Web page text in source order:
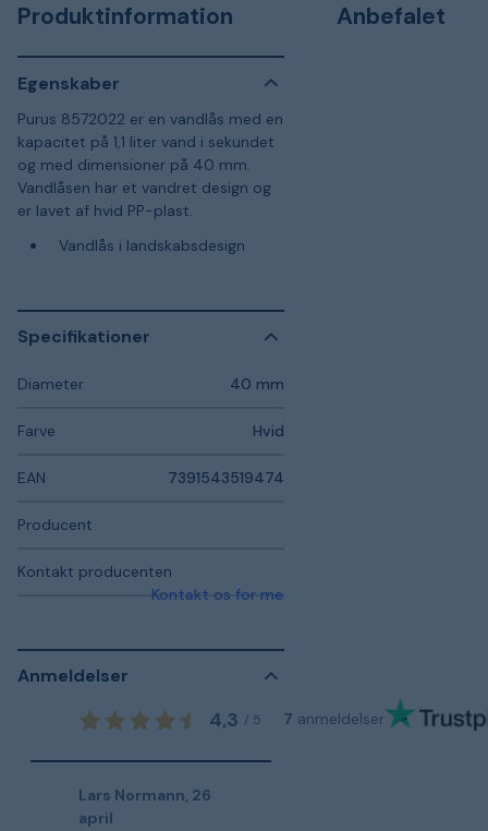
Produktinformation
Egenskaber
Purus 8572022 er en vandlås med en
kapacitet på 1,1 liter vand i sekundet
og med dimensioner på 40 mm.
Vandlåsen har et vandret design og
er lavet af hvid PP-plast.
Vandlås i landskabsdesign
Specifikationer
Diameter 40 mm
Farve Hvid
EAN 7391543519474
Producent
Kontakt producenten
Kontakt os for mere information
Anmeldelser
4,3 / 5 7 anmeldelser
Lars Normann 26
april
Anbefalet